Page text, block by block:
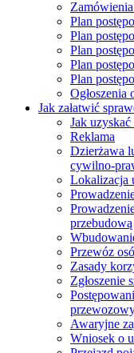
Plan
Plan
Plan
Plan
Plan
Ogłoszenia
Jak załatwić
Jak
Reklama
Dzierżawa
cywilno-
Lokalizacja
Przewóz
Zasady
Zgłoszenie
Awaryjne
Wniosek o